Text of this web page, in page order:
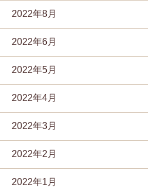
2022年8月
2022年6月
2022年5月
2022年4月
2022年3月
2022年2月
2022年1月